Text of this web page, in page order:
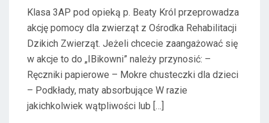
Klasa 3AP pod opieką p. Beaty Król przeprowadza
akcję pomocy dla zwierząt z Ośrodka Rehabilitacji
Dzikich Zwierząt. Jeżeli chcecie zaangażować się
w akcje to do „IBikowni” należy przynosić: –
Ręczniki papierowe – Mokre chusteczki dla dzieci
– Podkłady, maty absorbujące W razie
jakichkolwiek wątpliwości lub […]